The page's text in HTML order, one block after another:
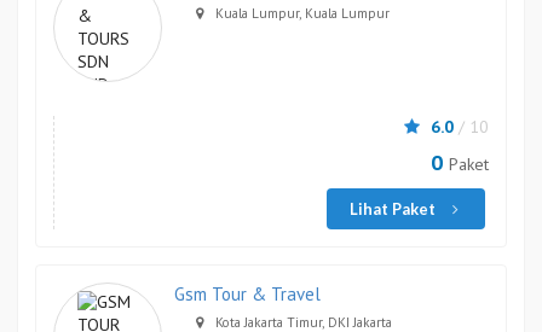
Kuala Lumpur, Kuala Lumpur
6.0 / 10
0 Paket
Lihat Paket
Gsm Tour & Travel
Kota Jakarta Timur, DKI Jakarta